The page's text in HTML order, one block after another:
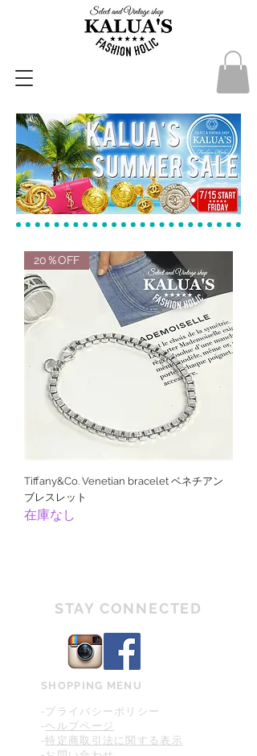
20％OFF
Tiffany&Co. Venetian bracelet ベネチアン
ブレスレット
在庫なし
STAY CONNECTED
SHOPPING MENU
-プライバシーポリシー
-ヘルプページ
-特定商取引法に関する表示